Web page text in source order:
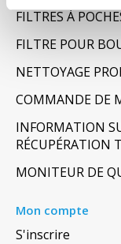
FILTRES À
FILTRE POUR
NETTOYAGE
COMMANDE DE
INFORMATION
RÉCUPÉRATION
MONITEUR DE
Mon compte
S'inscrire